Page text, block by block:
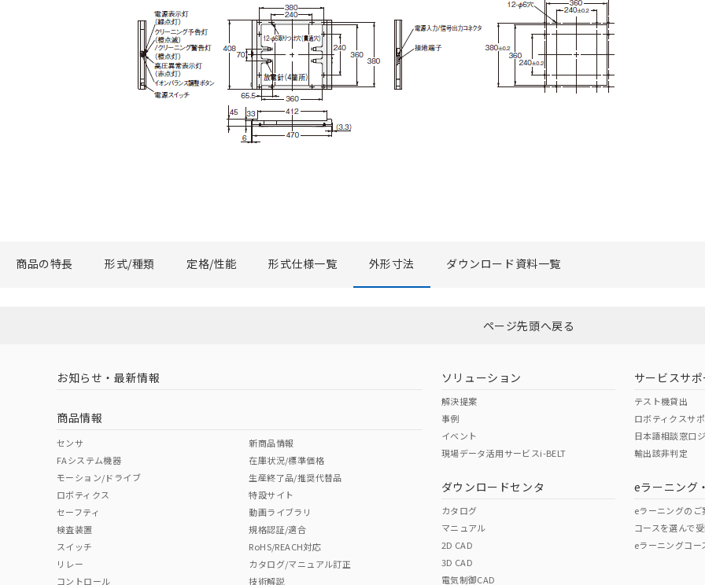
商品の特長 形式/種類 定格/性能 形式仕様一覧 外形寸法 ダウンロード資料一覧
ページ先頭へ戻る
お知らせ・最新情報
商品情報
センサ
FAシステム機器
モーション/ドライブ
ロボティクス
セーフティ
検査装置
スイッチ
リレー
コントロール
新商品情報
在庫状況/標準価格
生産終了品/推奨代替品
特設サイト
動画ライブラリ
規格認証/適合
RoHS/REACH対応
カタログ/マニュアル訂正
技術解説
ソリューション
解決提案
事例
イベント
現場データ活用サービスi-BELT
ダウンロードセンタ
カタログ
マニュアル
2D CAD
3D CAD
電気制御CAD
サービスサポ
テスト機貸出
ロボティクスサ
日本語相談窓口
輸出該非判定
eラーニング
eラーニングのご
コースを選んで
eラーニングコー